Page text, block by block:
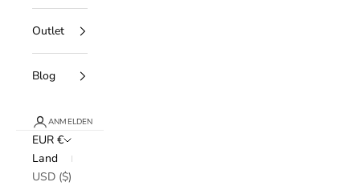
Outlet
Blog
ANMELDEN
EUR €
Land
USD ($)